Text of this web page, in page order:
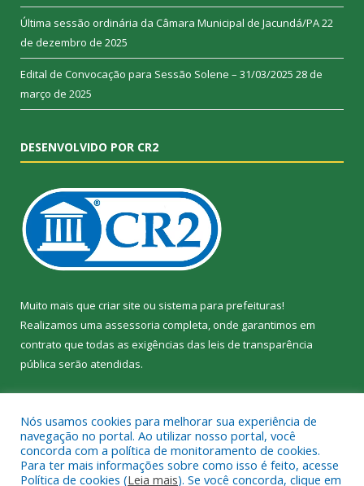
Última sessão ordinária da Câmara Municipal de Jacundá/PA22
de dezembro de 2025
Edital de Convocação para Sessão Solene – 31/03/2025 28 de
março de 2025
DESENVOLVIDO POR CR2
Muito mais que criar site ou sistema para prefeituras!
Realizamos uma assessoria completa, onde garantimos em
contrato que todas as exigências das leis de transparência
pública serão atendidas.
Nós usamos cookies para melhorar sua experiência de
navegação no portal. Ao utilizar nosso portal, você
concorda com a política de monitoramento de cookies.
Para ter mais informações sobre como isso é feito, acesse
Política de cookies (Leia mais). Se você concorda, clique em